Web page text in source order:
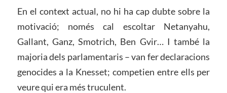
En el context actual, no hi ha cap dubte sobre la
motivació; només cal escoltar Netanyahu,
Gallant, Ganz, Smotrich, Ben Gvir… I també la
majoria dels parlamentaris – van fer declaracions
genocides a la Knesset; competien entre ells per
veure qui era més truculent.